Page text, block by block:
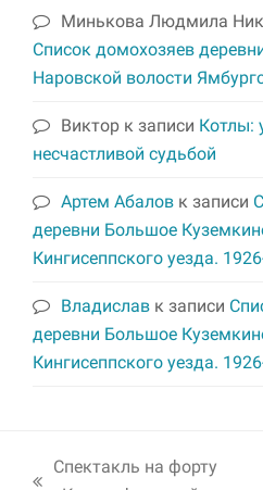
Минькова Людмила
Список домохозяев
Наровской волости
Виктор к записи Котлы:
несчастливой судьбой
Артем Абалов к записи
деревни Большое
Кингисеппского уезда.
Владислав к записи
деревни Большое
Кингисеппского уезда.
Спектакль на форту